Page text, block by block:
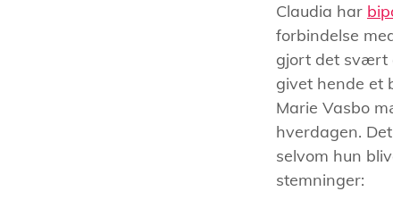
Claudia har
forbindelse
gjort det svært
givet hende et
Marie Vasbo
hverdagen.
selvom hun
stemninger: